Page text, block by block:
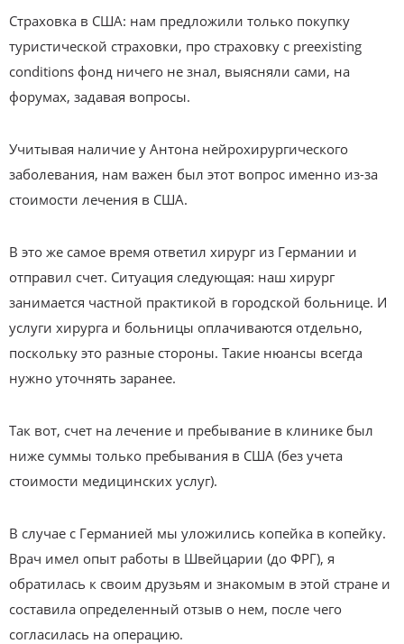
Страховка в США: нам предложили только покупку
туристической страховки, про страховку с preexisting
conditions фонд ничего не знал, выясняли сами, на
форумах, задавая вопросы.
Учитывая наличие у Антона нейрохирургического
заболевания, нам важен был этот вопрос именно из-за
стоимости лечения в США.
В это же самое время ответил хирург из Германии и
отправил счет. Ситуация следующая: наш хирург
занимается частной практикой в городской больнице. И
услуги хирурга и больницы оплачиваются отдельно,
поскольку это разные стороны. Такие нюансы всегда
нужно уточнять заранее.
Так вот, счет на лечение и пребывание в клинике был
ниже суммы только пребывания в США (без учета
стоимости медицинских услуг).
В случае с Германией мы уложились копейка в копейку.
Врач имел опыт работы в Швейцарии (до ФРГ), я
обратилась к своим друзьям и знакомым в этой стране и
составила определенный отзыв о нем, после чего
согласилась на операцию.